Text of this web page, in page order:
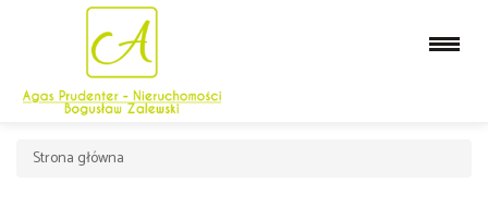
Strona główna